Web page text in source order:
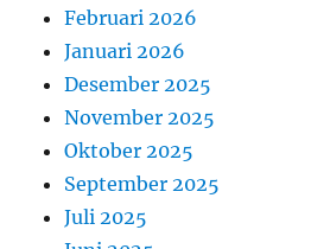
Februari 2026
Januari 2026
Desember 2025
November 2025
Oktober 2025
September 2025
Juli 2025